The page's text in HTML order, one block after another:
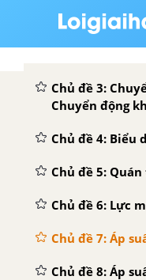
Chủ đề 1:
Chủ đề 3:
Chuyển động
Chủ đề 4: Biểu
Chủ đề 5:
Chủ đề 6: Lực
Chủ đề 7: Áp
Chủ đề 8: Áp